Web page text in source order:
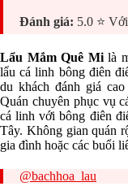
Đánh giá: 5.0 ⭐
Lẩu Mắm Quê Milà
lẩu cá linh bông điên
du khách đánh giá
Quán chuyên phục vụ
cá linh với bông điên
Tây. Không gian quán
gia đình hoặc các buổi
@bachhoa_lau